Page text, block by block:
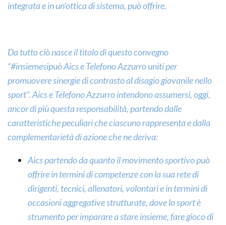
integrata e in un’ottica di sistema, può offrire.
Da tutto ciò nasce il titolo di questo convegno
“#insiemesipuò Aics e Telefono Azzurro uniti per
promuovere sinergie di contrasto al disagio giovanile nello
sport”. Aics e Telefono Azzurro intendono assumersi, oggi,
ancor di più questa responsabilità, partendo dalle
caratteristiche peculiari che ciascuno rappresenta e dalla
complementarietà di azione che ne deriva:
Aics partendo da quanto il movimento sportivo può
offrire in termini di competenze con la sua rete di
dirigenti, tecnici, allenatori, volontari e in termini di
occasioni aggregative strutturate, dove lo sport è
strumento per imparare a stare insieme, fare gioco di